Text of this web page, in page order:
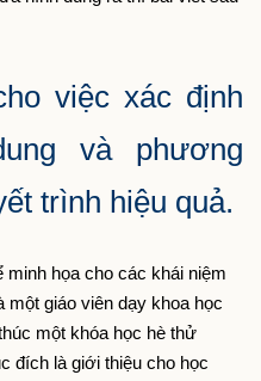
việc xác định
và phương
trình hiệu quả.
minh họa cho các khái niệm
giáo viên dạy khoa học
một khóa học hè thử
đích là giới thiệu cho học